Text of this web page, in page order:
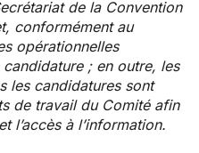
de la Convention
conformément au
opérationnelles
; en outre, les
les candidatures sont
de travail du Comité afin
l’accès à l’information.